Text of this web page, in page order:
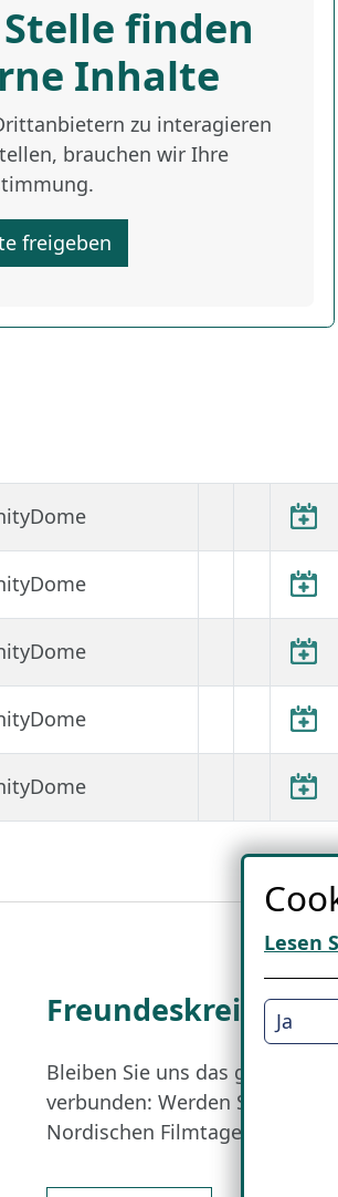
finden
Inhalte
zu interagieren
brauchen wir Ihre
freigeben
Freundes­kreis
Bleiben Sie uns das ganze Jahr
verbunden: Werden Sie Freund
Nordischen Filmtage Lübeck.
Lesen
Ja